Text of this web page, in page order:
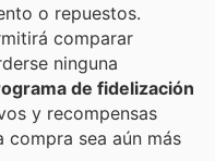
o repuestos.
comparar
ninguna
de fidelización
y recompensas
compra sea aún más